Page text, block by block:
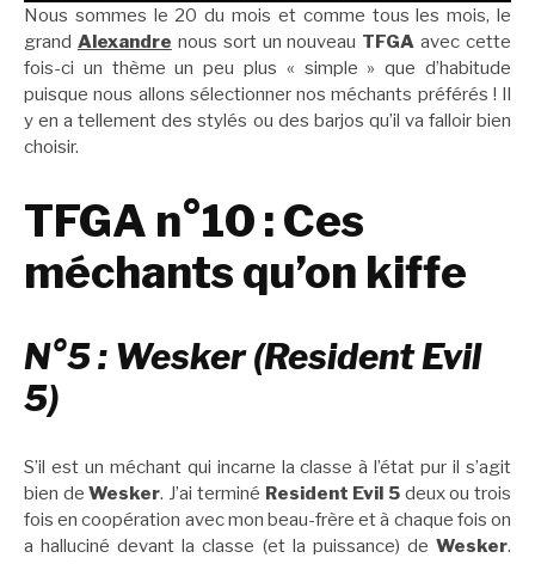
Nous sommes le 20 du mois et comme tous les mois, le
grand Alexandre nous sort un nouveau TFGAavec cette
fois-ci un thème un peu plus « simple » que d’habitude
puisque nous allons sélectionner nos méchants préférés ! Il
y en a tellement des stylés ou des barjos qu’il va falloir bien
choisir.
TFGA n°10 : Ces
méchants qu’on kiffe
N°5 : Wesker (Resident Evil
5)
S’il est un méchant qui incarne la classe à l’état pur il s’agit
bien deWesker. J’ai terminé Resident Evil 5deux ou trois
fois en coopération avec mon beau-frère et à chaque fois on
a halluciné devant la classe (et la puissance) de Wesker.